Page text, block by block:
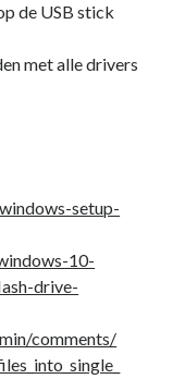
de USB stick
met alle drivers
setup-
10-
drive-
comments/